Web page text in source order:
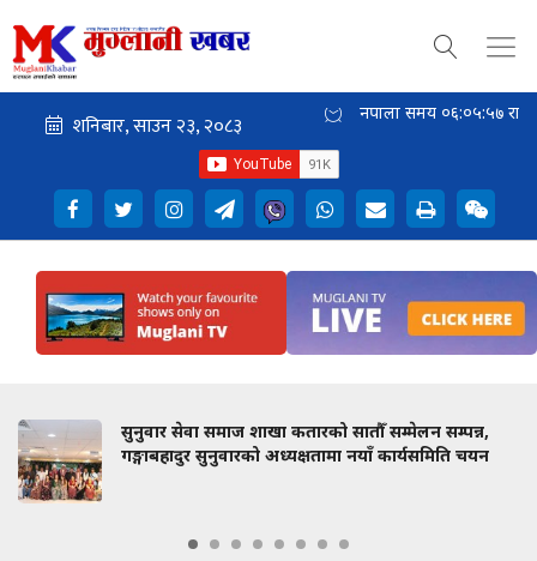
नेपाली समय ०६:०५:५७राती
सुनुवार सेवा समाज शाखा कतारको सातौँ सम्मेलन सम्पन्न,
गङ्गाबहादुर सुनुवारको अध्यक्षतामा नयाँ कार्यसमिति चयन